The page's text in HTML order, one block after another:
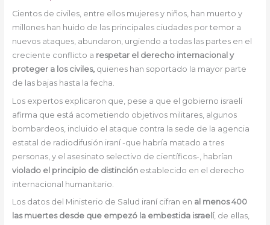
Cientos de civiles, entre ellos mujeres y niños, han muerto y
millones han huido de las principales ciudades por temor a
nuevos ataques, abundaron, urgiendo a todas las partes en el
creciente conflicto a respetar el derecho internacional y
proteger a los civiles, quienes han soportado la mayor parte
de las bajas hasta la fecha.
Los expertos explicaron que, pese a que el gobierno israelí
afirma que está acometiendo objetivos militares, algunos
bombardeos, incluido el ataque contra la sede de la agencia
estatal de radiodifusión iraní -que habría matado a tres
personas, y el asesinato selectivo de científicos-, habrían
violado el principio de distinciónestablecido en el derecho
internacional humanitario.
Los datos del Ministerio de Salud iraní cifran en al menos 400
las muertes desde que empezó la embestida israelí, de ellas,